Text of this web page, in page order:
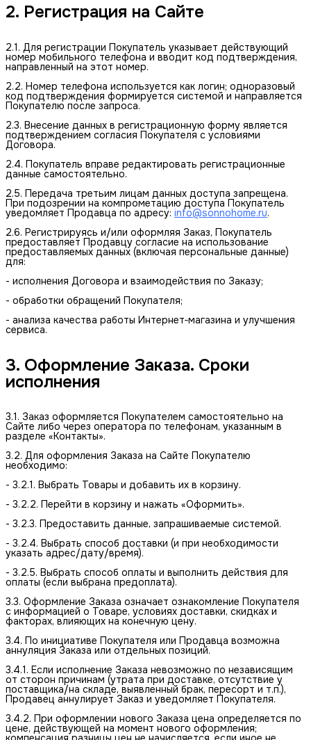
2. Регистрация на Сайте
2.1. Для регистрации Покупатель указывает действующий
номер мобильного телефона и вводит код подтверждения,
направленный на этот номер.
2.2. Номер телефона используется как логин; одноразовый
код подтверждения формируется системой и направляется
Покупателю после запроса.
2.3. Внесение данных в регистрационную форму является
подтверждением согласия Покупателя с условиями
Договора.
2.4. Покупатель вправе редактировать регистрационные
данные самостоятельно.
2.5. Передача третьим лицам данных доступа запрещена.
При подозрении на компрометацию доступа Покупатель
уведомляет Продавца по адресу: info@sonnohome.ru.
2.6. Регистрируясь и/или оформляя Заказ, Покупатель
предоставляет Продавцу согласие на использование
предоставляемых данных (включая персональные данные)
для:
- исполнения Договора и взаимодействия по Заказу;
- обработки обращений Покупателя;
- анализа качества работы Интернет‑магазина и улучшения
сервиса.
3. Оформление Заказа. Сроки
исполнения
3.1. Заказ оформляется Покупателем самостоятельно на
Сайте либо через оператора по телефонам, указанным в
разделе «Контакты».
3.2. Для оформления Заказа на Сайте Покупателю
необходимо:
- 3.2.1. Выбрать Товары и добавить их в корзину.
- 3.2.2. Перейти в корзину и нажать «Оформить».
- 3.2.3. Предоставить данные, запрашиваемые системой.
- 3.2.4. Выбрать способ доставки (и при необходимости
указать адрес/дату/время).
- 3.2.5. Выбрать способ оплаты и выполнить действия для
оплаты (если выбрана предоплата).
3.3. Оформление Заказа означает ознакомление Покупателя
с информацией о Товаре, условиях доставки, скидках и
факторах, влияющих на конечную цену.
3.4. По инициативе Покупателя или Продавца возможна
аннуляция Заказа или отдельных позиций.
3.4.1. Если исполнение Заказа невозможно по независящим
от сторон причинам (утрата при доставке, отсутствие у
поставщика/на складе, выявленный брак, пересорт и т.п.),
Продавец аннулирует Заказ и уведомляет Покупателя.
3.4.2. При оформлении нового Заказа цена определяется по
цене, действующей на момент нового оформления;